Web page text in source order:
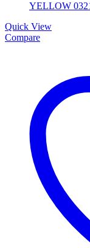
Quick View
Compare